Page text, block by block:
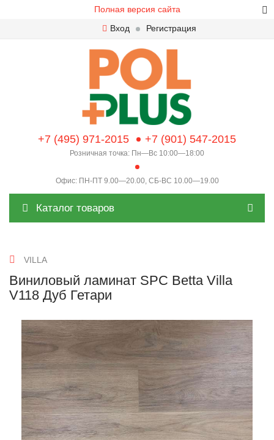
Полная версия сайта
Вход
Регистрация
+7 (495) 971-2015 +7 (901) 547-2015
Розничная точка: Пн—Вс 10:00—18:00
Офис: ПН-ПТ 9.00—20.00, СБ-ВС 10.00—19.00
Каталог товаров
VILLA
Виниловый ламинат SPC Betta Villa
V118 Дуб Гетари